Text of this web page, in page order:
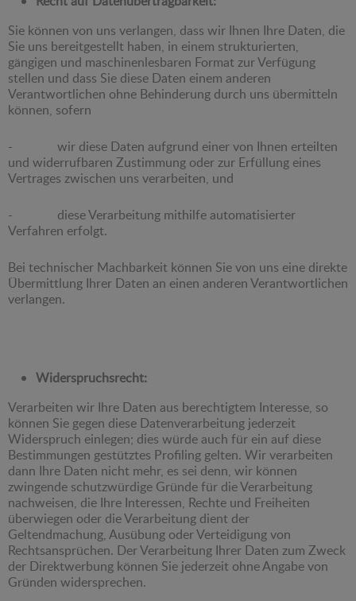
Sie können von uns verlangen, dass wir Ihnen Ihre Daten, die
Sie uns bereitgestellt haben, in einem strukturierten,
gängigen und maschinenlesbaren Format zur Verfügung
stellen und dass Sie diese Daten einem anderen
Verantwortlichen ohne Behinderung durch uns übermitteln
können, sofern
- wir diese Daten aufgrund einer von Ihnen erteilten
und widerrufbaren Zustimmung oder zur Erfüllung eines
Vertrages zwischen uns verarbeiten, und
- diese Verarbeitung mithilfe automatisierter
Verfahren erfolgt.
Bei technischer Machbarkeit können Sie von uns eine direkte
Übermittlung Ihrer Daten an einen anderen Verantwortlichen
verlangen.
Widerspruchsrecht:
Verarbeiten wir Ihre Daten aus berechtigtem Interesse, so
können Sie gegen diese Datenverarbeitung jederzeit
Widerspruch einlegen; dies würde auch für ein auf diese
Bestimmungen gestütztes Profiling gelten. Wir verarbeiten
dann Ihre Daten nicht mehr, es sei denn, wir können
zwingende schutzwürdige Gründe für die Verarbeitung
nachweisen, die Ihre Interessen, Rechte und Freiheiten
überwiegen oder die Verarbeitung dient der
Geltendmachung, Ausübung oder Verteidigung von
Rechtsansprüchen. Der Verarbeitung Ihrer Daten zum Zweck
der Direktwerbung können Sie jederzeit ohne Angabe von
Gründen widersprechen.